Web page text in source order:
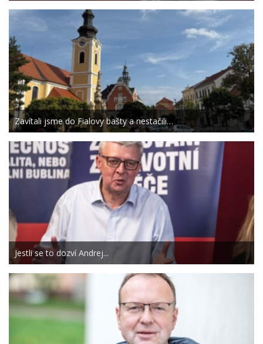
Zavítali jsme do Fialovy bašty a nestačili…
Jestli se to dozví Andrej...